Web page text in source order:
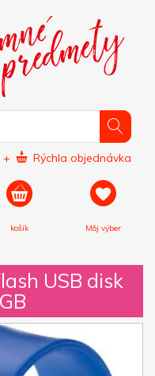
+ Rýchla objednávka
košík Môj výber
USB disk